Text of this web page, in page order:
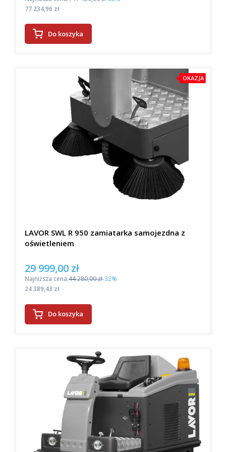
Cena
77 234,96 zł
Do koszyka
OKAZJA
LAVOR SWL R 950 zamiatarka samojezdna z
oświetleniem
Cena promocyjna
29 999,00 zł
Najniższa cena:44 280,00 zł-32%
Cena
24 389,43 zł
Do koszyka